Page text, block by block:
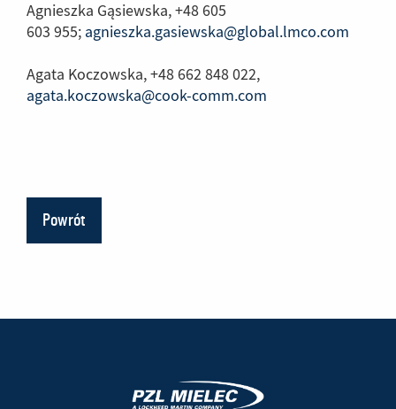
Agnieszka Gąsiewska, +48 605
603 955; agnieszka.gasiewska@global.lmco.com
Agata Koczowska, +48 662 848 022,
agata.koczowska@cook-comm.com
Powrót